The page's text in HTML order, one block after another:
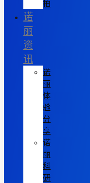
拍
诺
丽
资
讯
诺
丽
体
验
分
享
诺
丽
科
研